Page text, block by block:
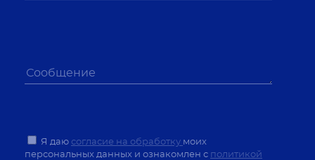
Я даю согласие на обработку моих
персональных данных и ознакомлен с политикой